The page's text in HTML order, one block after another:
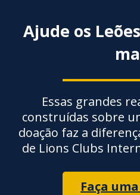
Ajude os
Essas grandes
construídas sobre
doação faz a
de Lions Clubs
Faça